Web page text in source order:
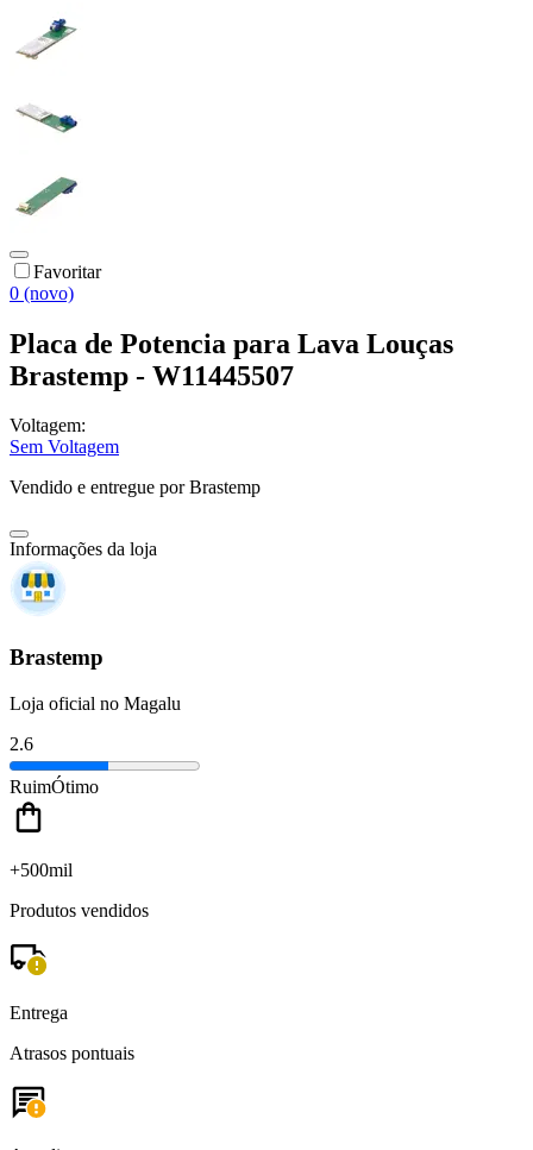
Favoritar
0 (novo)
Placa de Potencia para Lava Louças
Brastemp - W11445507
Voltagem:
Sem Voltagem
Vendido e entregue por Brastemp
Informações da loja
Brastemp
Loja oficial no Magalu
2.6
RuimÓtimo
+500mil
Produtos vendidos
Entrega
Atrasos pontuais